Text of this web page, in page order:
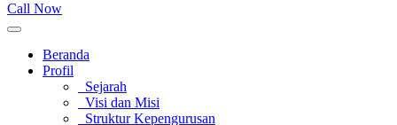
Call Now
Beranda
Profil
Sejarah
Visi dan Misi
Struktur Kepengurusan